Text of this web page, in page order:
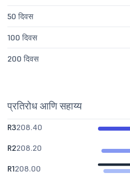
50 दिवस
100 दिवस
200 दिवस
प्रतिरोध आणि सहाय्य
R3208.40
R2208.20
R1208.00